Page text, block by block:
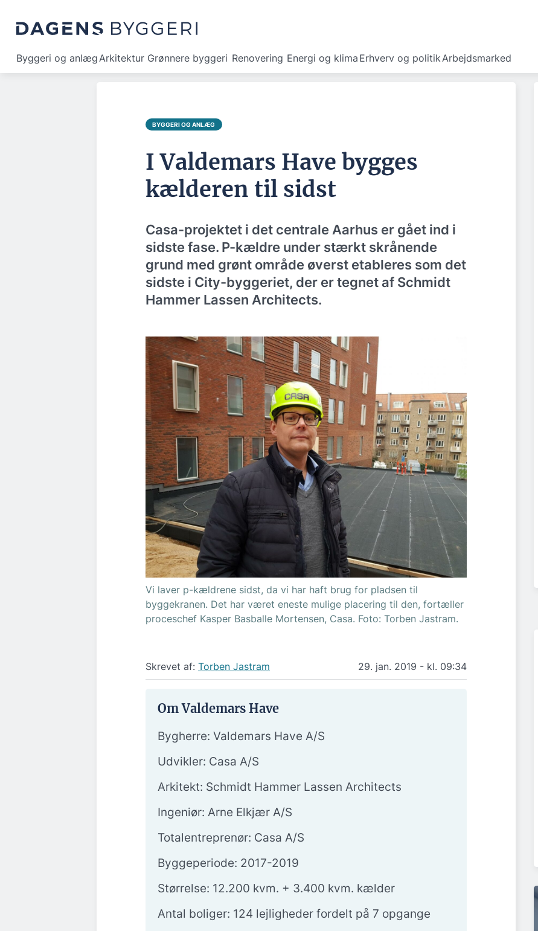
Byggeri og anlægArkitektur Grønnere byggeri Renovering Energi og klima Erhverv og politikArbejdsmarked
BYGGERI OG ANLÆG
I Valdemars Have bygges
kælderen til sidst
Casa-projektet i det centrale Aarhus er gået ind i
sidste fase. P-kældre under stærkt skrånende
grund med grønt område øverst etableres som det
sidste i City-byggeriet, der er tegnet af Schmidt
Hammer Lassen Architects.
Vi laver p-kældrene sidst, da vi har haft brug for pladsen til
byggekranen. Det har været eneste mulige placering til den, fortæller
proceschef Kasper Basballe Mortensen, Casa. Foto: Torben Jastram.
Skrevet af: Torben Jastram 29. jan. 2019 - kl. 09:34
Om Valdemars Have
Bygherre: Valdemars Have A/S
Udvikler: Casa A/S
Arkitekt: Schmidt Hammer Lassen Architects
Ingeniør: Arne Elkjær A/S
Totalentreprenør: Casa A/S
Byggeperiode: 2017-2019
Størrelse: 12.200 kvm. + 3.400 kvm. kælder
Antal boliger: 124 lejligheder fordelt på 7 opgange